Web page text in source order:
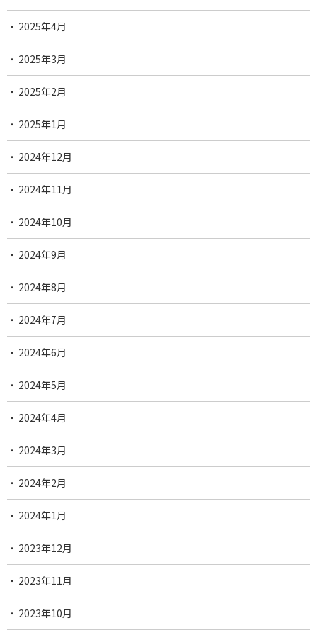
2025年4月
2025年3月
2025年2月
2025年1月
2024年12月
2024年11月
2024年10月
2024年9月
2024年8月
2024年7月
2024年6月
2024年5月
2024年4月
2024年3月
2024年2月
2024年1月
2023年12月
2023年11月
2023年10月